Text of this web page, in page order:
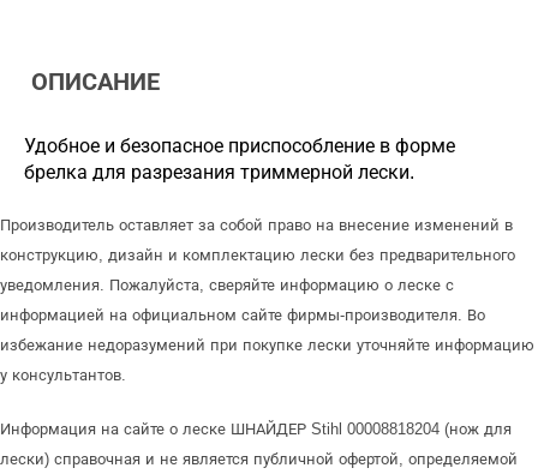
ОПИСАНИЕ
Удобное и безопасное приспособление в форме
брелка для разрезания триммерной лески.
Производитель оставляет за собой право на внесение изменений в
конструкцию, дизайн и комплектацию лески без предварительного
уведомления. Пожалуйста, сверяйте информацию о леске с
информацией на официальном сайте фирмы-производителя. Во
избежание недоразумений при покупке лески уточняйте информацию
у консультантов.
Информация на сайте о леске ШНАЙДЕР Stihl 00008818204 (нож для
лески) справочная и не является публичной офертой, определяемой